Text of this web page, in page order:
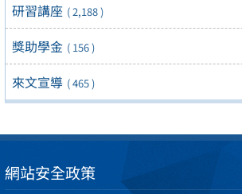
研習講座 ( 2,188 )
獎助學金 ( 156 )
來文宣導 ( 465 )
網站安全政策